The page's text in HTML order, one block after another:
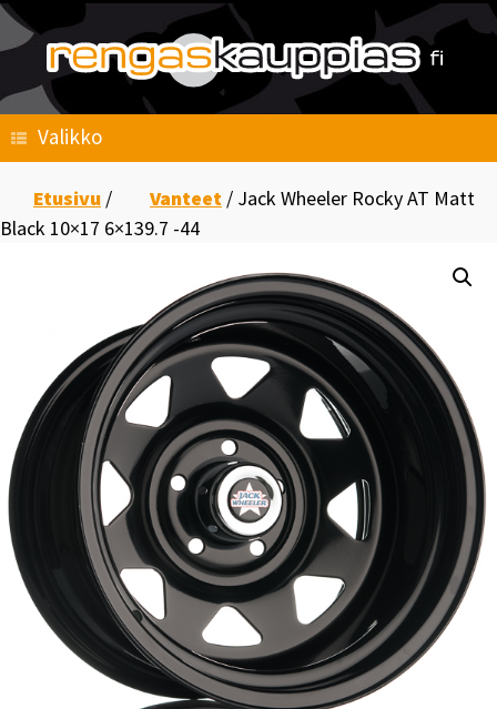
Skip
content
Valikko
Etusivu / Vanteet / Jack Wheeler Rocky AT Matt
Black 10×17 6×139.7 -44